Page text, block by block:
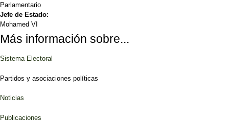
Parlamentario
Jefe de Estado:
Mohamed VI
Más información sobre...
Sistema Electoral
Partidos y asociaciones políticas
Noticias
Publicaciones